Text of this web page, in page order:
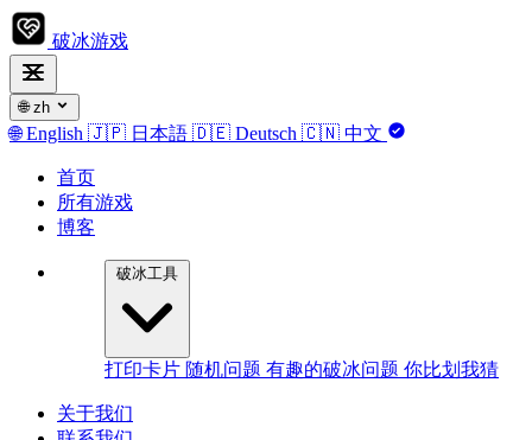
破冰游戏
🌐 zh
🌐 English 🇯🇵 日本語 🇩🇪 Deutsch 🇨🇳 中文
首页
所有游戏
博客
破冰工具
打印卡片 随机问题 有趣的破冰问题 你比划我猜
关于我们